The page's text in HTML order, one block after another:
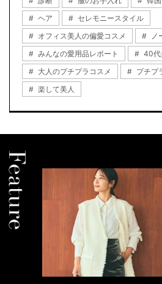
ヘア
セレモニースタイル
オフィス美人の偏愛コスメ
ノ
みんなの愛用品レポート
40代
大人のプチプラコスメ
プチプ
楽して美人